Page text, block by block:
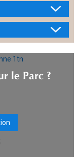
le Parc ?